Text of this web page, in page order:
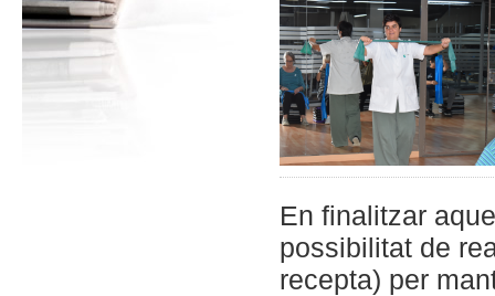
En finalitzar
possibilitat de
recepta) per